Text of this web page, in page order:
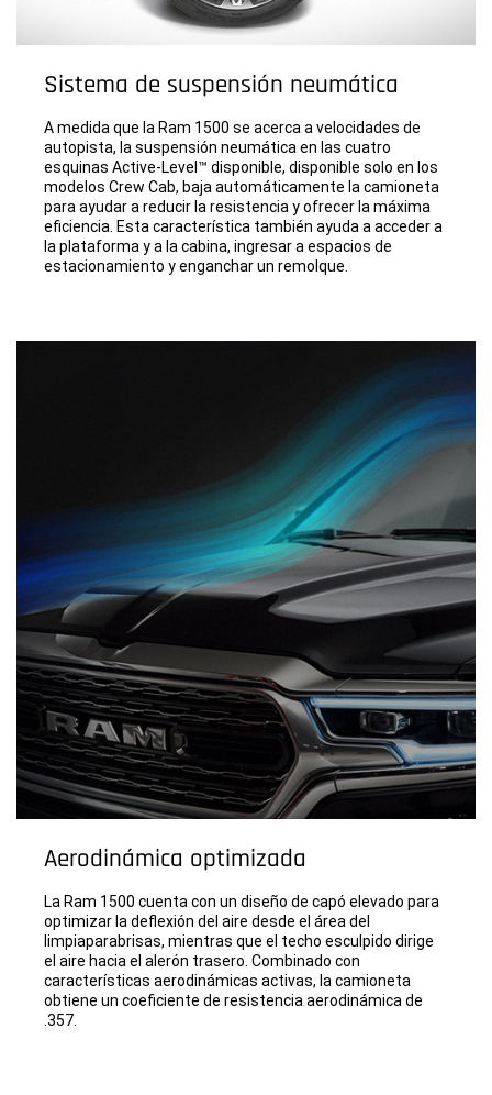
Sistema de suspensión neumática
A medida que la Ram 1500 se acerca a velocidades de
autopista, la suspensión neumática en las cuatro
esquinas Active-Level™ disponible, disponible solo en los
modelos Crew Cab, baja automáticamente la camioneta
para ayudar a reducir la resistencia y ofrecer la máxima
eficiencia. Esta característica también ayuda a acceder a
la plataforma y a la cabina, ingresar a espacios de
estacionamiento y enganchar un remolque.
Aerodinámica optimizada
La Ram 1500 cuenta con un diseño de capó elevado para
optimizar la deflexión del aire desde el área del
limpiaparabrisas, mientras que el techo esculpido dirige
el aire hacia el alerón trasero. Combinado con
características aerodinámicas activas, la camioneta
obtiene un coeficiente de resistencia aerodinámica de
.357.